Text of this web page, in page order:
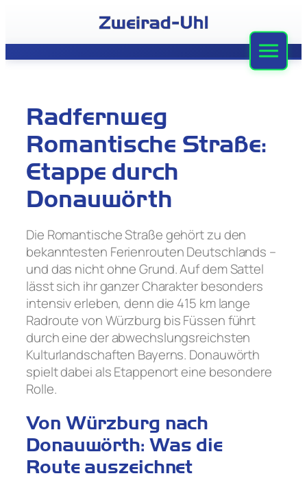
springen
Stellenangebote
Kontakt
Radfernweg
Romantische Straße:
Etappe durch
Donauwörth
Die Romantische Straße gehört zu den
bekanntesten Ferienrouten Deutschlands –
und das nicht ohne Grund. Auf dem Sattel
lässt sich ihr ganzer Charakter besonders
intensiv erleben, denn die 415 km lange
Radroute von Würzburg bis Füssen führt
durch eine der abwechslungsreichsten
Kulturlandschaften Bayerns. Donauwörth
spielt dabei als Etappenort eine besondere
Rolle.
Von Würzburg nach
Donauwörth: Was die
Route auszeichnet